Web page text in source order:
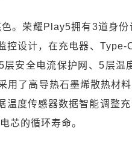
。荣耀Play5拥有3道身
控设计，在充电器、Type-
安全电流保护网、5层
用了高导热石墨烯散热材
温度传感器数据智能调整
芯的循环寿命。